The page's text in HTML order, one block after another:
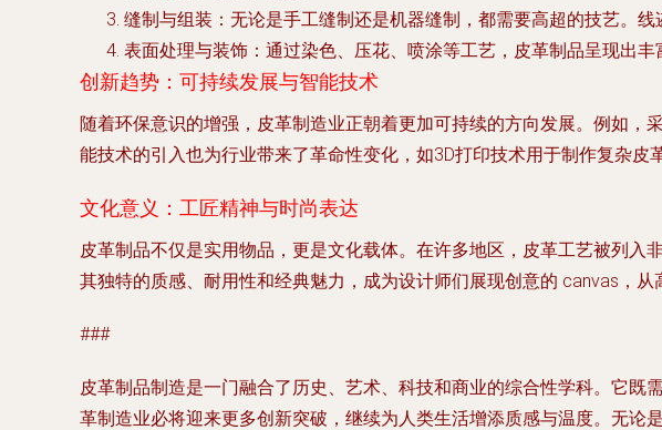
缝制与组装 ：无论是手工缝制还是机器缝制，都需要高超的技艺。
表面处理与装饰 ：通过染色、压花、喷涂等工艺，皮革制品呈现出
创新趋势：可持续发展与智能技术
随着环保意识的增强，皮革制造业正朝着更加可持续的方向发展。例如
能技术的引入也为行业带来了革命性变化，如3D打印技术用于制作复杂皮
文化意义：工匠精神与时尚表达
皮革制品不仅是实用物品，更是文化载体。在许多地区，皮革工艺被列
其独特的质感、耐用性和经典魅力，成为设计师们展现创意的 canvas，从
###
皮革制品制造是一门融合了历史、艺术、科技和商业的综合性学科。它
革制造业必将迎来更多创新突破，继续为人类生活增添质感与温度。无